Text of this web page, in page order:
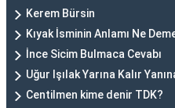
Kerem Bürsin
Kıyak İsminin Anlamı Ne
İnce Sicim Bulmaca Cevabı
Uğur Işılak Yarına Kalır
Centilmen kime denir TDK?